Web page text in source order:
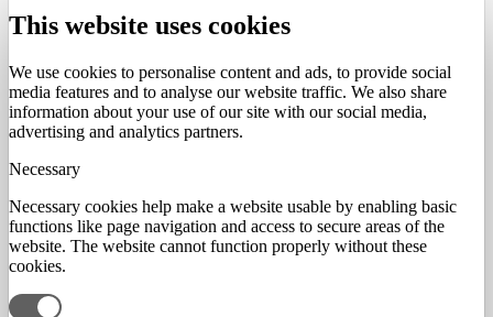
This website uses cookies
We use cookies to personalise content and ads, to provide social
media features and to analyse our website traffic. We also share
information about your use of our site with our social media,
advertising and analytics partners.
Necessary
Necessary cookies help make a website usable by enabling basic
functions like page navigation and access to secure areas of the
website. The website cannot function properly without these
cookies.